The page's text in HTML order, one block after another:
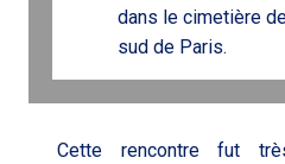
dans le cimetière
sud de Paris.
Cette rencontre fut